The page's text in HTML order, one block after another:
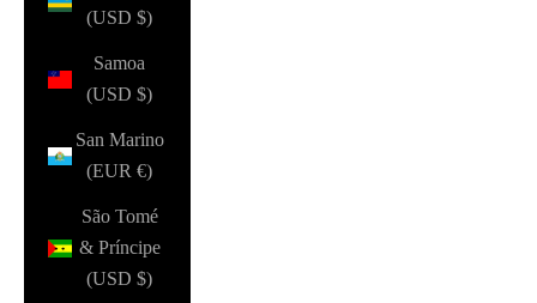
(USD $)
Samoa
(USD $)
San Marino
(EUR €)
São Tomé
& Príncipe
(USD $)